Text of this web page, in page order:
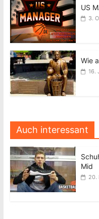
US
3.
Wie
16.
Auch interessant
Mid
20.